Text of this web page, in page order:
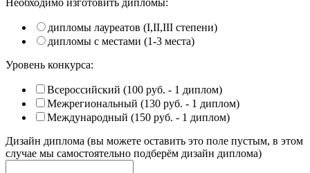
дипломы лауреатов (I,II,III степени)
дипломы с местами (1-3 места)
Уровень конкурса:
Всероссийский (100 руб. - 1 диплом)
Межрегиональный (130 руб. - 1 диплом)
Международный (150 руб. - 1 диплом)
Дизайн диплома (вы можете оставить это поле пустым, в этом
случае мы самостоятельно подберём дизайн диплома)